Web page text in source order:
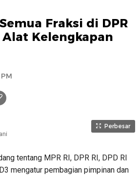
Fraksi di DPR
Alat Kelengkapan
Perbesar
tentang MPR RI, DPR RI, DPD RI
mengatur pembagian pimpinan dan